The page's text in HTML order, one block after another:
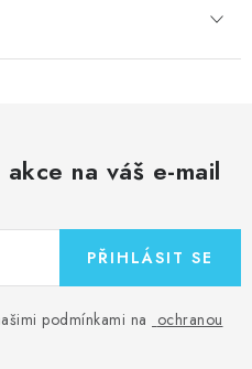
na váš e-mail
podmínkami na ochranou
PŘIHLÁSIT SE